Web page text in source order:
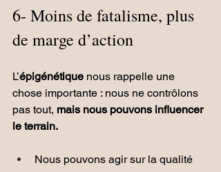
6- Moins de fatalisme, plus
de marge d’action
L’épigénétique nous rappelle une
chose importante : nous ne contrôlons
pas tout, mais nous pouvons influencer
le terrain.
Nous pouvons agir sur la qualité